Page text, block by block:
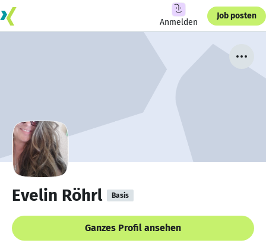
Anmelden
Job posten
Evelin Röhrl Basis
Ganzes Profil ansehen